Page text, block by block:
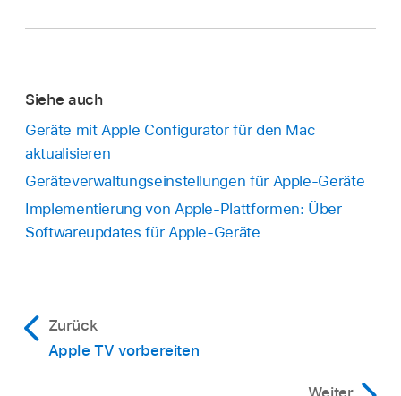
Siehe auch
Geräte mit Apple Configurator für den Mac
aktualisieren
Geräteverwaltungseinstellungen für Apple-Geräte
Implementierung von Apple-Plattformen: Über
Softwareupdates für Apple-Geräte
Zurück
Apple TV vorbereiten